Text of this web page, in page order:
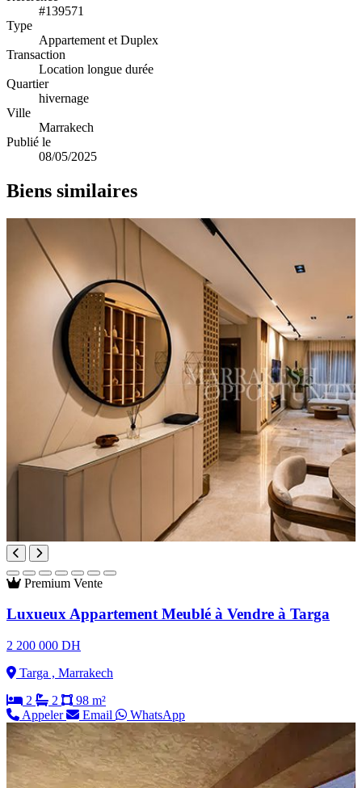
#139571
Type
Appartement et Duplex
Transaction
Location longue durée
Quartier
hivernage
Ville
Marrakech
Publié le
08/05/2025
Biens similaires
Premium Vente
Luxueux Appartement Meublé à Vendre à Targa
2 200 000 DH
Targa , Marrakech
2
2
98 m²
Appeler
Email WhatsApp